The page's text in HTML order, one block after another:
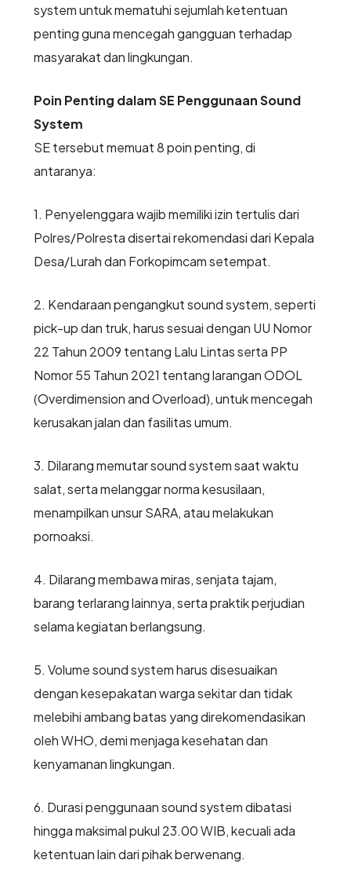
system untuk mematuhi sejumlah ketentuan
penting guna mencegah gangguan terhadap
masyarakat dan lingkungan.
Poin Penting dalam SE Penggunaan Sound
System
SE tersebut memuat 8 poin penting, di
antaranya:
1. Penyelenggara wajib memiliki izin tertulis dari
Polres/Polresta disertai rekomendasi dari Kepala
Desa/Lurah dan Forkopimcam setempat.
2. Kendaraan pengangkut sound system, seperti
pick-up dan truk, harus sesuai dengan UU Nomor
22 Tahun 2009 tentang Lalu Lintas serta PP
Nomor 55 Tahun 2021 tentang larangan ODOL
(Overdimension and Overload), untuk mencegah
kerusakan jalan dan fasilitas umum.
3. Dilarang memutar sound system saat waktu
salat, serta melanggar norma kesusilaan,
menampilkan unsur SARA, atau melakukan
pornoaksi.
4. Dilarang membawa miras, senjata tajam,
barang terlarang lainnya, serta praktik perjudian
selama kegiatan berlangsung.
5. Volume sound system harus disesuaikan
dengan kesepakatan warga sekitar dan tidak
melebihi ambang batas yang direkomendasikan
oleh WHO, demi menjaga kesehatan dan
kenyamanan lingkungan.
6. Durasi penggunaan sound system dibatasi
hingga maksimal pukul 23.00 WIB, kecuali ada
ketentuan lain dari pihak berwenang.